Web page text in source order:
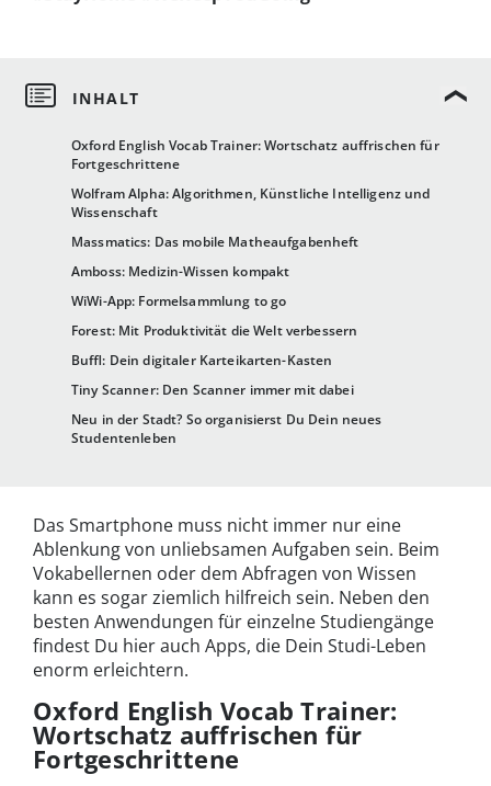
Oxford English Vocab Trainer: Wortschatz auffrischen für
Fortgeschrittene
Wolfram Alpha: Algorithmen, Künstliche Intelligenz und
Wissenschaft
Massmatics: Das mobile Matheaufgabenheft
Amboss: Medizin-Wissen kompakt
WiWi-App: Formelsammlung to go
Forest: Mit Produktivität die Welt verbessern
Buffl: Dein digitaler Karteikarten-Kasten
Tiny Scanner: Den Scanner immer mit dabei
Neu in der Stadt? So organisierst Du Dein neues
Studentenleben
Das Smartphone muss nicht immer nur eine
Ablenkung von unliebsamen Aufgaben sein. Beim
Vokabellernen oder dem Abfragen von Wissen
kann es sogar ziemlich hilfreich sein. Neben den
besten Anwendungen für einzelne Studiengänge
findest Du hier auch Apps, die Dein Studi-Leben
enorm erleichtern.
Oxford English Vocab Trainer:
Wortschatz auffrischen für
Fortgeschrittene